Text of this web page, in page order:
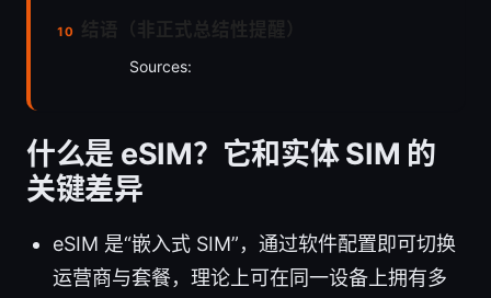
Sources:
什么是 eSIM？它和实体 SIM 的
关键差异
eSIM 是“嵌入式 SIM”，通过软件配置即可切换
运营商与套餐，理论上可在同一设备上拥有多